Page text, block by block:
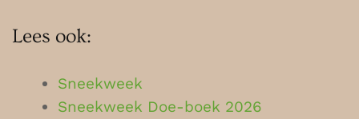
Lees ook:
Sneekweek
Sneekweek Doe-boek 2026